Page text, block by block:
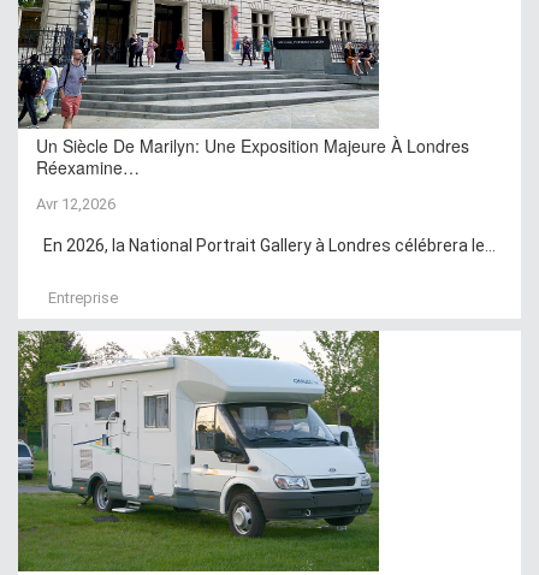
Un Siècle De Marilyn: Une Exposition Majeure À Londres
Réexamine…
Avr 12,2026
En 2026, la National Portrait Gallery à Londres célébrera le...
Entreprise